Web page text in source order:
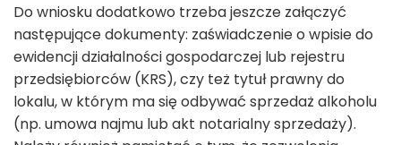
Do wniosku dodatkowo trzeba jeszcze załączyć
następujące dokumenty: zaświadczenie o wpisie do
ewidencji działalności gospodarczej lub rejestru
przedsiębiorców (KRS), czy też tytuł prawny do
lokalu, w którym ma się odbywać sprzedaż alkoholu
(np. umowa najmu lub akt notarialny sprzedaży).